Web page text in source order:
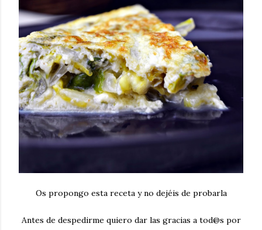
Os propongo esta receta y no dejéis de probarla
Antes de despedirme quiero dar las gracias a tod@s por